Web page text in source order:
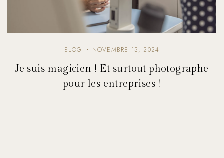
BLOG NOVEMBRE 13, 2024
Je suis magicien ! Et surtout photographe
pour les entreprises !